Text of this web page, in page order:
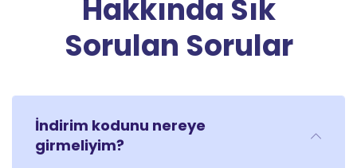
Hakkında Sık
Sorulan Sorular
İndirim kodunu nereye
girmeliyim?